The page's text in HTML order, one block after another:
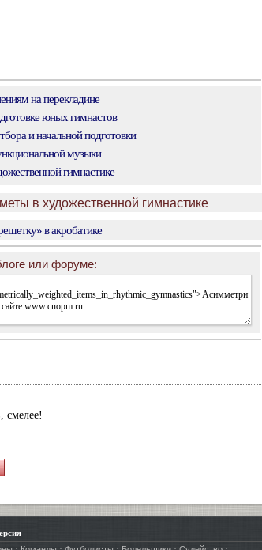
на перекладине
юных гимнастов
и начальной подготовки
музыки
гимнастике
в художественной гимнастике
в акробатике
или форуме:
смелее!